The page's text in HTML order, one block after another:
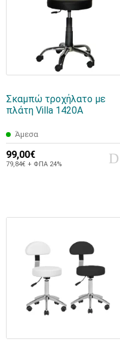
Σκαμπώ τροχήλατο με
πλάτη Villa 1420A
Άμεσα
99,00€
79,84€ + ΦΠΑ 24%